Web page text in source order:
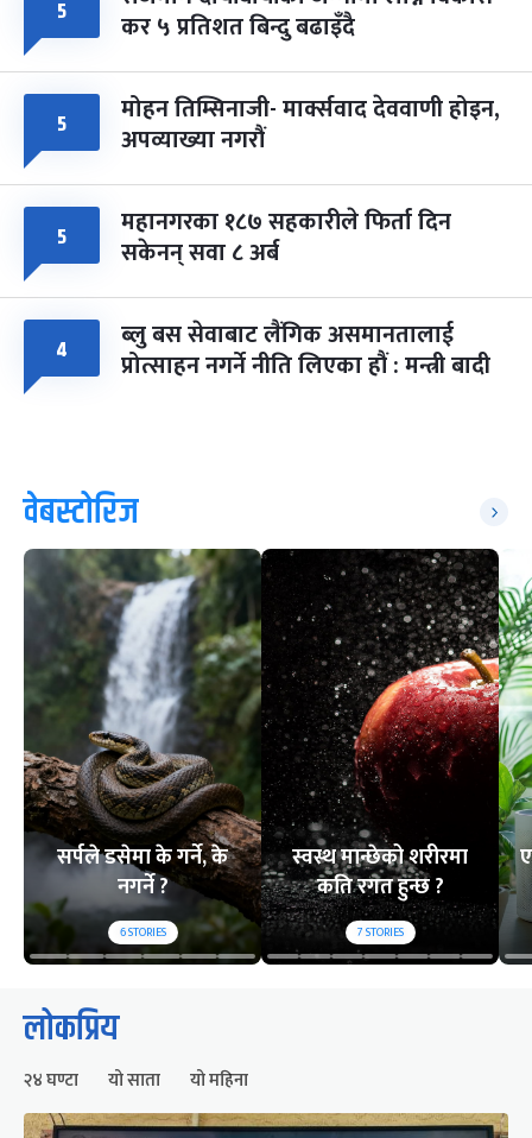
५ कर ५ प्रतिशत बिन्दु बढाइँदै
५ मोहन तिम्सिनाजी- मार्क्सवाद देववाणी होइन,
अपव्याख्या नगरौं
५ महानगरका १८७ सहकारीले फिर्ता दिन
सकेनन् सवा ८ अर्ब
४ ब्लु बस सेवाबाट लैंगिक असमानतालाई
प्रोत्साहन नगर्ने नीति लिएका हौं : मन्त्री बादी
वेबस्टोरिज
सर्पले डसेमा के गर्ने, के
नगर्ने ?
6STORIES
स्वस्थ मान्छेको शरीरमा
कति रगत हुन्छ ?
7STORIES
लोकप्रिय
२४ घण्टा यो साता यो महिना